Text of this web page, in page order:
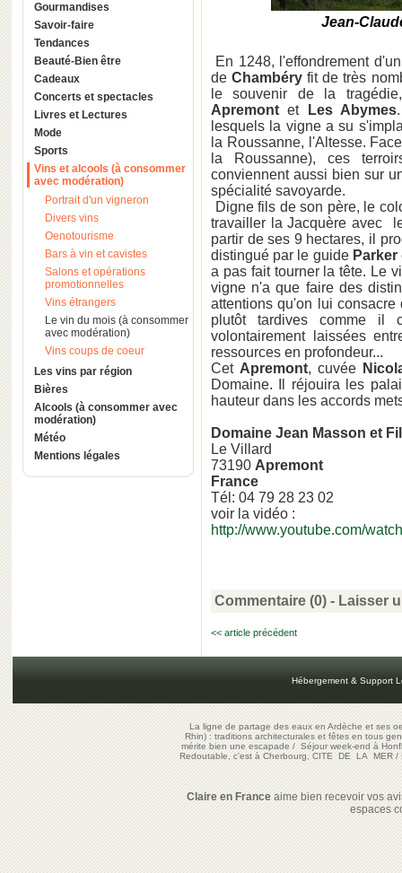
Gourmandises
Savoir-faire
Tendances
Beauté-Bien être
Cadeaux
Concerts et spectacles
Livres et Lectures
Mode
Sports
Vins et alcools (à consommer
avec modération)
Portrait d'un vigneron
Divers vins
Oenotourisme
Bars à vin et cavistes
Salons et opérations
promotionnelles
Vins étrangers
Le vin du mois (à consommer
avec modération)
Vins coups de coeur
Les vins par région
Bières
Alcools (à consommer avec
modération)
Météo
Mentions légales
Jean-
En 1248, l'effondrement
deChambéry fit de très
le souvenir de la
Apremont et Les Abymes
lesquels la vigne a su
la Roussanne, l'Altesse.
la Roussanne), ces
conviennent aussi bien sur
spécialité savoyarde.
Digne fils de son père, le
travailler la Jacquère avec
partir de ses 9 hectares, il
distingué par le guide Parker
a pas fait tourner la tête. Le
vigne n'a que faire des
attentions qu'on lui
plutôt tardives comme il
volontairement laissées
ressources en profondeur...
Cet Apremont, cuvée
Domaine. Il réjouira les
hauteur dans les accords
Domaine Jean Masson et
Le Villard
73190 Apremont
France
Tél: 04 79 28 23 02
voir la vidéo :
http://www.youtube.com/
Commentaire (0) - Laisser
<< article précédent
Hébergement & Support
La ligne de partage des eaux en Ardèche et ses
Rhin) : traditions architecturales et fêtes en tous
mérite bien une escapade/Séjour week-end à
Redoutable, c'est à Cherbourg, CITE DE LA MER/
Claire en Franceaime bien recevoir vos
espaces